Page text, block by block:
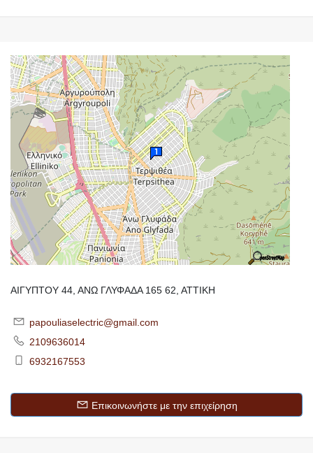
ΑΙΓΥΠΤΟΥ 44, ΑΝΩ ΓΛΥΦΑΔΑ 165 62, ΑΤΤΙΚΗ
papouliaselectric@gmail.com
2109636014
6932167553
Επικοινωνήστε με την επιχείρηση